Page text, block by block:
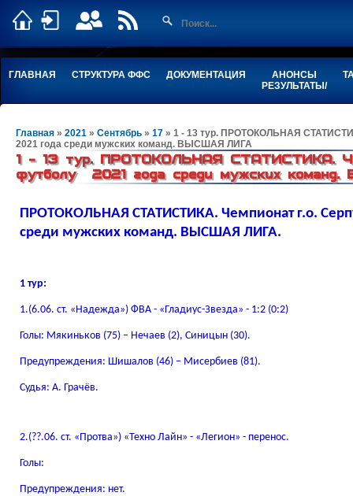
ГЛАВНАЯ СТРУКТУРА ФФС ДОКУМЕНТАЦИЯ
АНОНСЫ
РЕЗУЛЬТАТЫ/
Главная » 2021 » Сентябрь » 17 » 1 - 13 тур. ПРОТОКОЛЬНАЯ
2021 года среди мужских команд. ВЫСШАЯ ЛИГА
1 - 13 тур. ПРОТОКОЛЬНАЯ СТАТИСТИКА.
футболу 2021 года среди мужских
ПРОТОКОЛЬНАЯ СТАТИСТИКА. Чемпионат г.о.
среди мужских команд. ВЫСШАЯ ЛИГА.
1 тур:
1.(6.06. ст. «Надежда») ФВА - «Гладиус-Звезда» - 1:2 (0:2)
Голы: Мякиньков (75) – Нечаев (2), Синицын (30).
Предупреждения: Шишалов (46) – Мисербиев (81).
Судья: А. Грачёв.
2.(??.06. ст. «Протва») «Техно Лайн» - «Легион» - перенос.
Голы:
Предупреждения: нет.